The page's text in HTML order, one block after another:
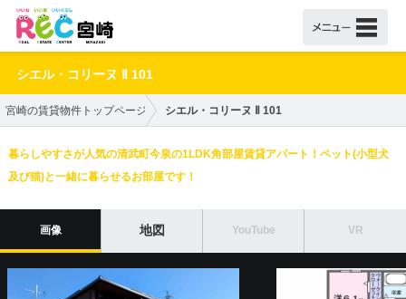
シエル・コリーヌ Ⅱ 101
宮崎の賃貸物件トップページ シエル・コリーヌ Ⅱ 101
暮らしやすさが人気の清武町今泉の1LDK角部屋賃貸アパート！ペット(小型犬
及び猫)と一緒に暮らせるお部屋です！
画像 地図 YouTube VR